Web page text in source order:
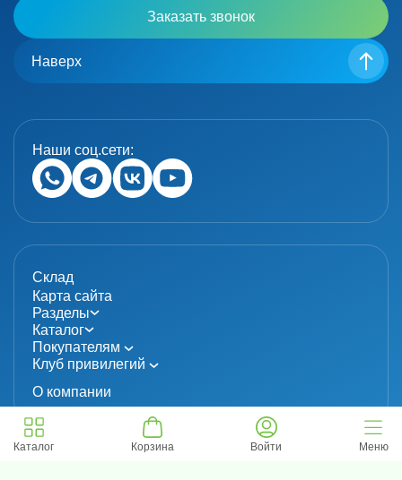
Заказать звонок
Наверх
Наши соц.сети:
Склад
Карта сайта
Разделы
Каталог
Покупателям
Клуб привилегий
О компании
© 2024 «MolecuLab». Все права защищены.
Каталог Корзина Войти Меню